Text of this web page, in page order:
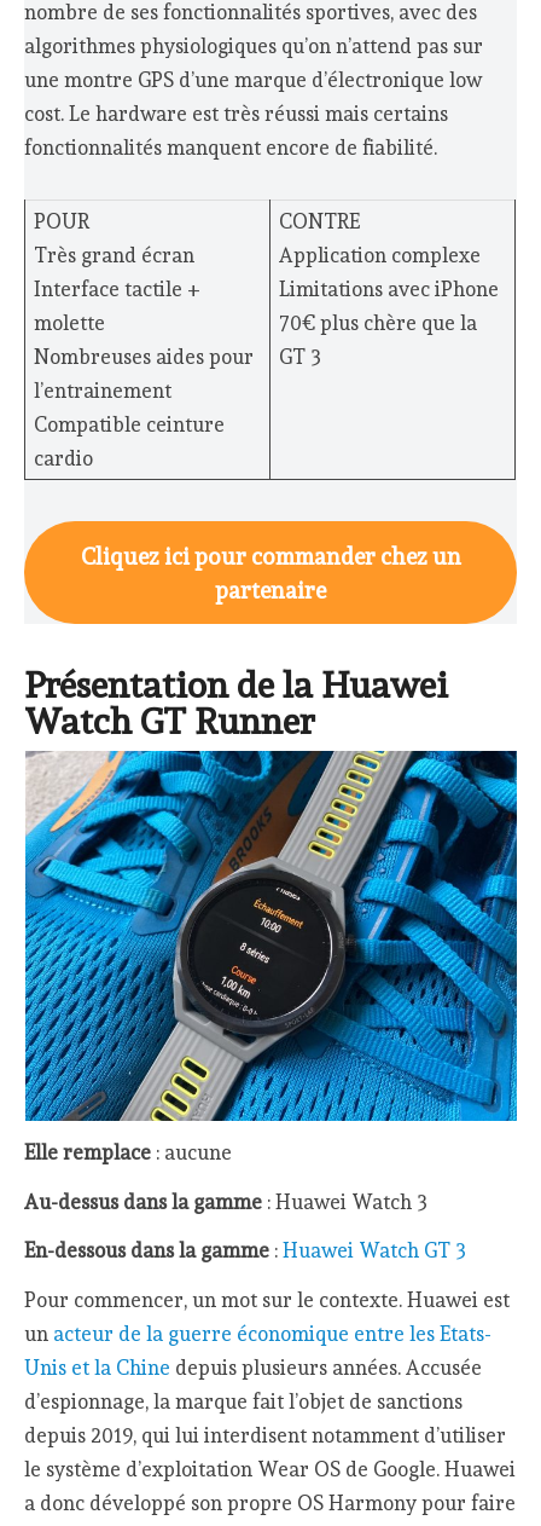
nombre de ses fonctionnalités sportives, avec des
algorithmes physiologiques qu’on n’attend pas sur
une montre GPS d’une marque d’électronique low
cost. Le hardware est très réussi mais certains
fonctionnalités manquent encore de fiabilité.
POUR
Très grand écran
Interface tactile +
molette
Nombreuses aides pour
l’entrainement
Compatible ceinture
cardio
CONTRE
Application complexe
Limitations avec iPhone
70€ plus chère que la
GT 3
Cliquez ici pour commander chez un
partenaire
Présentation de la Huawei
Watch GT Runner
Elle remplace : aucune
Au-dessus dans la gamme : Huawei Watch 3
En-dessous dans la gamme :Huawei Watch GT 3
Pour commencer, un mot sur le contexte. Huawei est
un acteur de la guerre économique entre les Etats-
Unis et la Chine depuis plusieurs années. Accusée
d’espionnage, la marque fait l’objet de sanctions
depuis 2019, qui lui interdisent notamment d’utiliser
le système d’exploitation Wear OS de Google. Huawei
a donc développé son propre OS Harmony pour faire